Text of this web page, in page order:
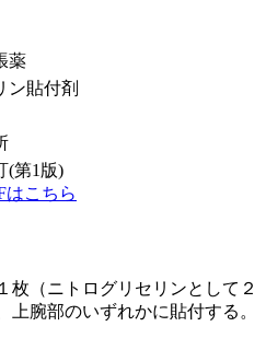
薬
ン貼付剤
(第1版)
はこちら
枚（ニトログリセリンとして２
上腕部のいずれかに貼付する。